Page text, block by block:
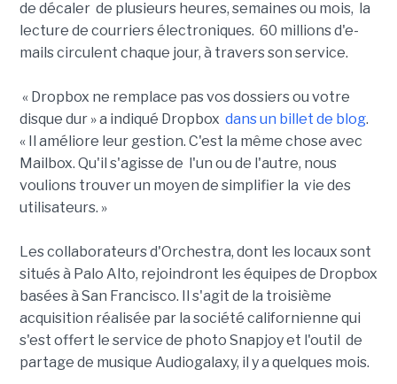
de décaler de plusieurs heures, semaines ou mois, la
lecture de courriers électroniques. 60 millions d'e-
mails circulent chaque jour, à travers son service.
« Dropbox ne remplace pas vos dossiers ou votre
disque dur » a indiqué Dropbox dans un billet de blog.
« Il améliore leur gestion. C'est la même chose avec
Mailbox. Qu'il s'agisse de l'un ou de l'autre, nous
voulions trouver un moyen de simplifier la vie des
utilisateurs. »
Les collaborateurs d'Orchestra, dont les locaux sont
situés à Palo Alto, rejoindront les équipes de Dropbox
basées à San Francisco. Il s'agit de la troisième
acquisition réalisée par la société californienne qui
s'est offert le service de photo Snapjoy et l'outil de
partage de musique Audiogalaxy, il y a quelques mois.